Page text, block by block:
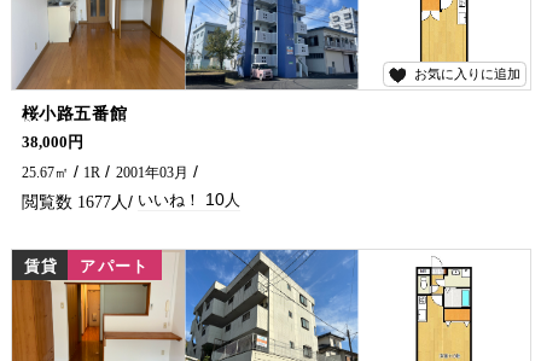
お気に入りに追加
桜小路五番館
学生さん・単身の方におすすめのアパートです♪ 市役所・コンビニ・繁華街は徒歩圏内にあります(^^)/ 日当たり・風通しもGOOD★ 延岡市でアパート・マンションをお探しなら、五ヶ瀬不動産にお問い合わせください！！
38,000円
25.67㎡
1R 2001年03月
1677 10
賃貸 アパート